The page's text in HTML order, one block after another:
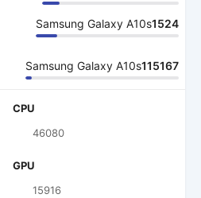
Samsung Galaxy A10s1524
Samsung Galaxy A10s115167
CPU
46080
GPU
15916